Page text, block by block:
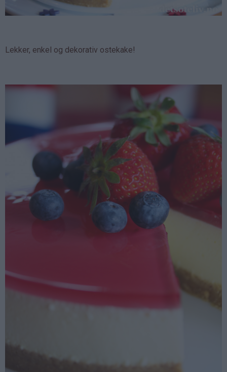
Lekker, enkel og dekorativ ostekake!